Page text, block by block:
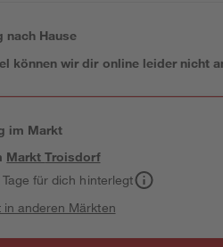
nach Hause
können wir dir online leider nicht
im Markt
MarktTroisdorf
für dich hinterlegt
in anderen Märkten